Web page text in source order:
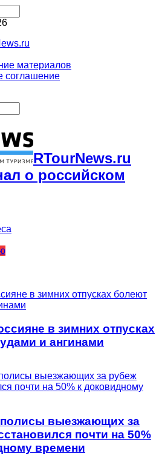
материалов
соглашение
RTourNews.ru
о российском
в зимних отпусках
и ангинами
выезжающих за
почти на 50%
времени